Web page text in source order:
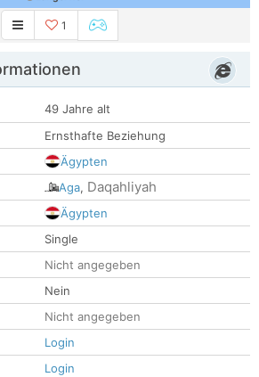
1
49 Jahre alt
Ernsthafte Beziehung
Ägypten
Aga, Daqahliyah
Ägypten
Single
Nicht angegeben
Nein
Nicht angegeben
Login
Login